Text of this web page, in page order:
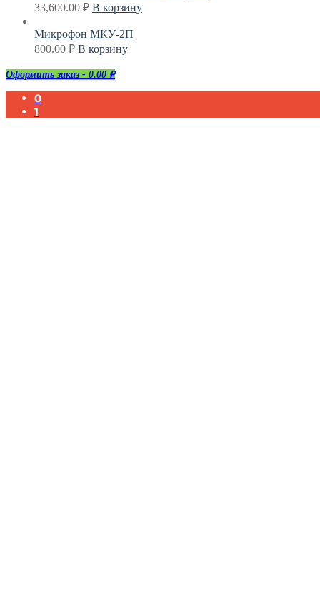
33,600.00 ₽ В корзину
Микрофон МКУ-2П
800.00 ₽ В корзину
Оформить заказ - 0.00 ₽
0
1